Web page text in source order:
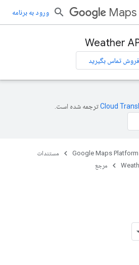
Maps ورود به برنامه
Weather
فروش تماس بگیرید
ترجمه شده است.
Google Maps Platform
مستندات
مرجع